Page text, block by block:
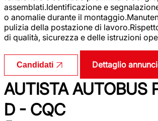
assemblati.Identificazione e
o anomalie durante il
pulizia della postazione di
di qualità, sicurezza e delle istruzioni
Candidati Dettaglio
AUTISTA AUTOBUS
D - CQC